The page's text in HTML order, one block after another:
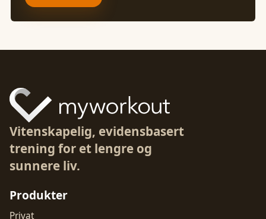
Vitenskapelig, evidensbasert
trening for et lengre og
sunnere liv.
Produkter
Privat